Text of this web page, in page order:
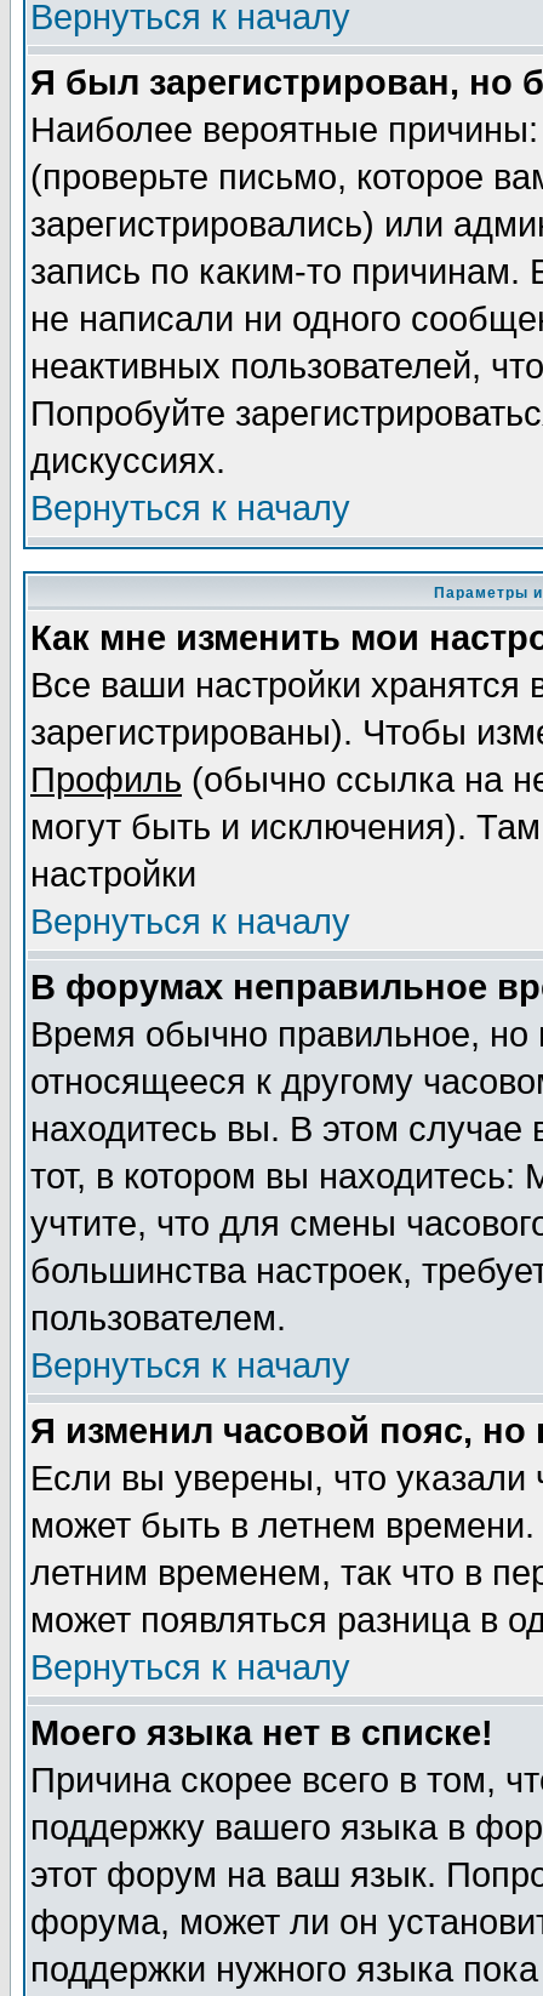
Вернуться к началу
Я был зарегистрирован, но
Наиболее вероятные
(проверьте письмо, которое
зарегистрировались) или
запись по каким-то
не написали ни одного
неактивных пользователей,
Попробуйте
дискуссиях.
Вернуться к началу
Параметры
Как мне изменить мои
Все ваши настройки
зарегистрированы). Чтобы
Профиль (обычно ссылка на
могут быть и исключения).
настройки
Вернуться к началу
В форумах неправильное
Время обычно правильное,
относящееся к другому
находитесь вы. В этом
тот, в котором вы
учтите, что для смены
большинства настроек,
пользователем.
Вернуться к началу
Я изменил часовой пояс,
Если вы уверены, что указали
может быть в летнем
летним временем, так что в
может появляться разница в
Вернуться к началу
Моего языка нет в списке!
Причина скорее всего в том,
поддержку вашего языка в
этот форум на ваш язык.
форума, может ли он
поддержки нужного языка